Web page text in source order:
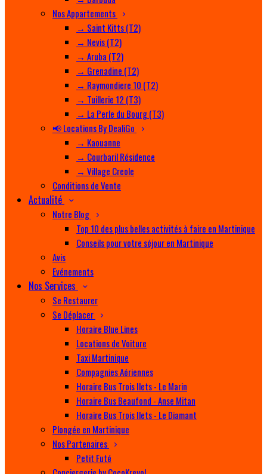
Nos Appartements
→ Saint Kitts (T2)
→ Nevis (T2)
→ Aruba (T2)
→ Grenadine (T2)
→ Raymondiere 10 (T2)
→ Tuillerie 12 (T3)
→ La Perle du Bourg (T3)
📢 Locations By DealiGo
→ Kaouanne
→ Courbaril Résidence
→ Village Creole
Conditions de Vente
Actualité
Notre Blog
Top 10 des plus belles activités à faire en Martinique
Conseils pour votre séjour en Martinique
Avis
Evénements
Nos Services
Se Restaurer
Se Déplacer
Horaire Blue Lines
Locations de Voiture
Taxi Martinique
Compagnies Aériennes
Horaire Bus Trois Ilets - Le Marin
Horaire Bus Beaufond - Anse Mitan
Horaire Bus Trois Ilets - Le Diamant
Plongée en Martinique
Nos Partenaires
Petit Futé